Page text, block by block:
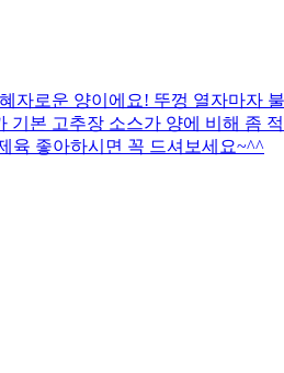
로운 양이에요! 뚜껑 열자마자
본 고추장 소스가 양에 비해 좀
육 좋아하시면 꼭 드셔보세요~^^